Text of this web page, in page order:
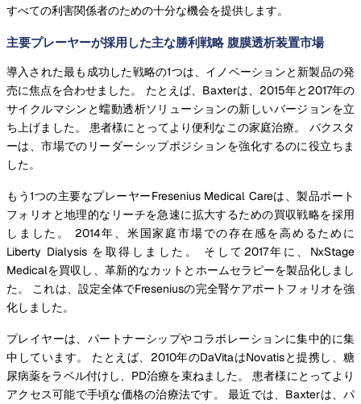
すべての利害関係者のための十分な機会を提供します。
主要プレーヤーが採用した主な勝利戦略 腹膜透析装置市場
導入された最も成功した戦略の1つは、イノベーションと新製品の発
売に焦点を合わせました。 たとえば、Baxterは、2015年と2017年の
サイクルマシンと蠕動透析ソリューションの新しいバージョンを立
ち上げました。 患者様にとってより便利なこの家庭治療。 バクスタ
ーは、市場でのリーダーシップポジションを強化するのに役立ちま
した。
もう1つの主要なプレーヤーFresenius Medical Careは、製品ポート
フォリオと地理的なリーチを急速に拡大するための買収戦略を採用
しました。 2014年、米国家庭市場での存在感を高めるために
Liberty Dialysis を取得しました。 そして2017年に、NxStage
Medicalを買収し、革新的なカットとホームセラピーを製品化しまし
た。 これは、設定全体でFreseniusの完全腎ケアポートフォリオを強
化しました。
プレイヤーは、パートナーシップやコラボレーションに集中的に集
中しています。 たとえば、2010年のDaVitaはNovatisと提携し、糖
尿病薬をラベル付けし、PD治療を束ねました。 患者様にとってより
アクセス可能で手頃な価格の治療法です。 最近では、Baxterは、パ